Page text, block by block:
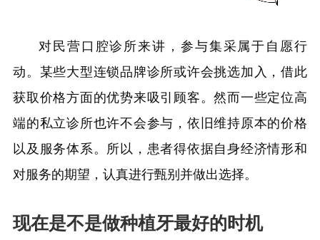
对民营口腔诊所来讲，参与集采属于自愿行
动。某些大型连锁品牌诊所或许会挑选加入，借此
获取价格方面的优势来吸引顾客。然而一些定位高
端的私立诊所也许不会参与，依旧维持原本的价格
以及服务体系。所以，患者得依据自身经济情形和
对服务的期望，认真进行甄别并做出选择。
现在是不是做种植牙最好的时机